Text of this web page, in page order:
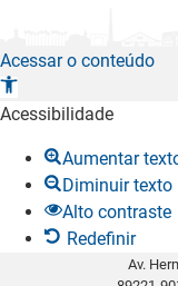
Av.
Acessar o conteúdo
A
b
Acessibilidade
Aumentar
Diminuir texto
Alto contraste
Redefinir